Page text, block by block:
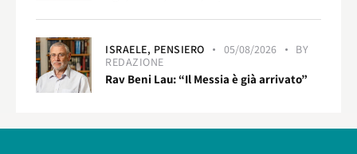
ISRAELE, PENSIERO 05/08/2026
BY
REDAZIONE
Rav Beni Lau: “Il Messia è già arrivato”